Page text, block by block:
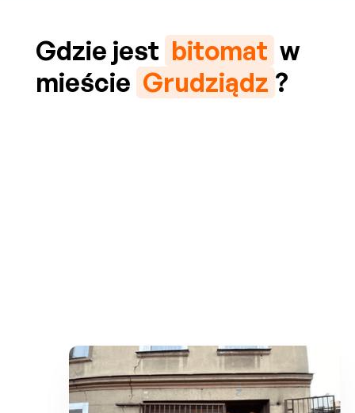
Gdzie jest bitomat w
mieście Grudziądz ?